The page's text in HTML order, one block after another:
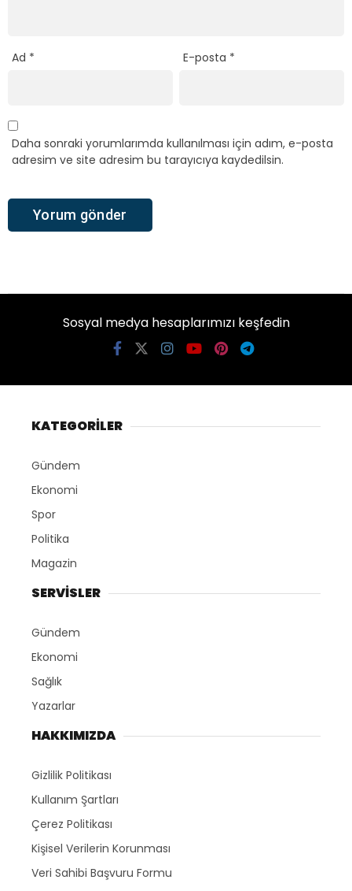
Ad * E-posta *
Daha sonraki yorumlarımda kullanılması için adım, e-posta
adresim ve site adresim bu tarayıcıya kaydedilsin.
Sosyal medya hesaplarımızı keşfedin
KATEGORİLER
Gündem
Ekonomi
Spor
Politika
Magazin
SERVİSLER
Gündem
Ekonomi
Sağlık
Yazarlar
HAKKIMIZDA
Gizlilik Politikası
Kullanım Şartları
Çerez Politikası
Kişisel Verilerin Korunması
Veri Sahibi Başvuru Formu